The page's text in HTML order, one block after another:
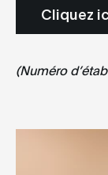
Cliquez
(Numéro